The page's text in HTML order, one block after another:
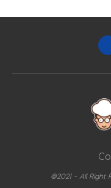
@2021 - All Right